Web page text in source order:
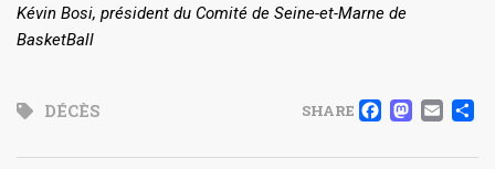
Kévin Bosi, président du Comité de Seine-et-Marne de
BasketBall
DÉCÈS SHARE